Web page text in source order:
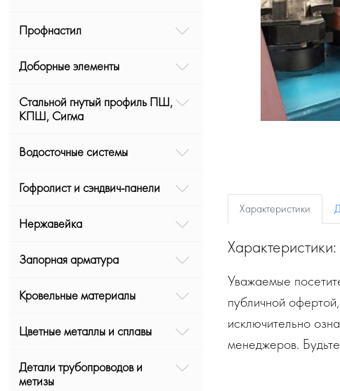
Профнастил
Доборные элементы
Стальной гнутый профиль ПШ,
КПШ, Сигма
Водосточные системы
Гофролист и сэндвич-панели
Нержавейка
Запорная арматура
Кровельные материалы
Цветные металлы и сплавы
Детали трубопроводов и
метизы
Характеристики
Характеристики:
Уважаемые
публичной
исключительно
менеджеров.